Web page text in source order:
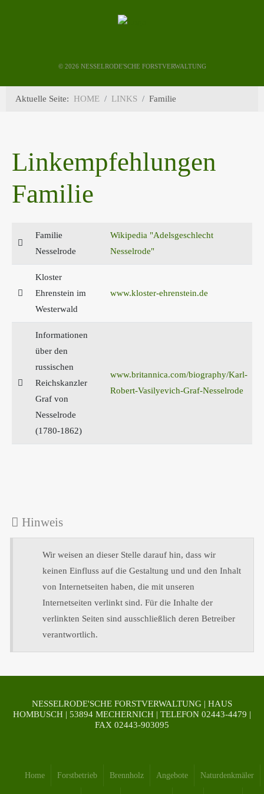
© 2026 NESSELRODE'SCHE FORSTVERWALTUNG
Aktuelle Seite: HOME LINKS Familie
Linkempfehlungen
Familie
Familie
Nesselrode
Wikipedia "Adelsgeschlecht
Nesselrode"
Kloster
Ehrenstein im
Westerwald
www.kloster-ehrenstein.de
Informationen
über den
russischen
Reichskanzler
Graf von
Nesselrode
(1780-1862)
www.britannica.com/biography/Karl-
Robert-Vasilyevich-Graf-Nesselrode
Hinweis
Wir weisen an dieser Stelle darauf hin, dass wir
keinen Einfluss auf die Gestaltung und und den Inhalt
von Internetseiten haben, die mit unseren
Internetseiten verlinkt sind. Für die Inhalte der
verlinkten Seiten sind ausschließlich deren Betreiber
verantwortlich.
NESSELRODE'SCHE FORSTVERWALTUNG | HAUS
HOMBUSCH | 53894 MECHERNICH | TELEFON 02443-4479 |
FAX 02443-903095
Home Forstbetrieb Brennholz Angebote Naturdenkmäler